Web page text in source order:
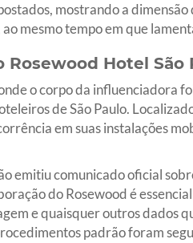
mostrando a
mesmo tempo em que
Rosewood Hotel São
o corpo da influenciadora
de São Paulo.
em suas instalações
emitiu comunicado oficial
do Rosewood é
e quaisquer outros dados
padrão foram